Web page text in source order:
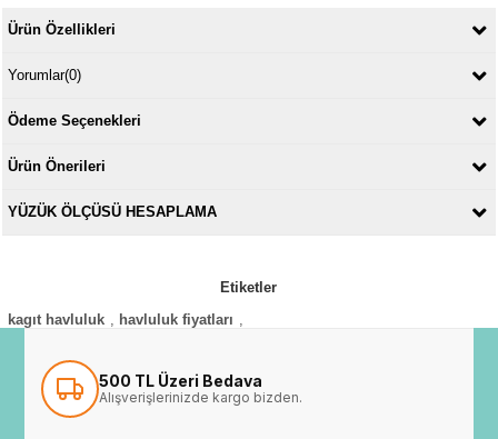
Ürün Özellikleri
Yorumlar(0)
Ödeme Seçenekleri
Ürün Önerileri
YÜZÜK ÖLÇÜSÜ HESAPLAMA
Etiketler
kagıt havluluk
havluluk fiyatları
500 TL Üzeri Bedava
Alışverişlerinizde kargo bizden.